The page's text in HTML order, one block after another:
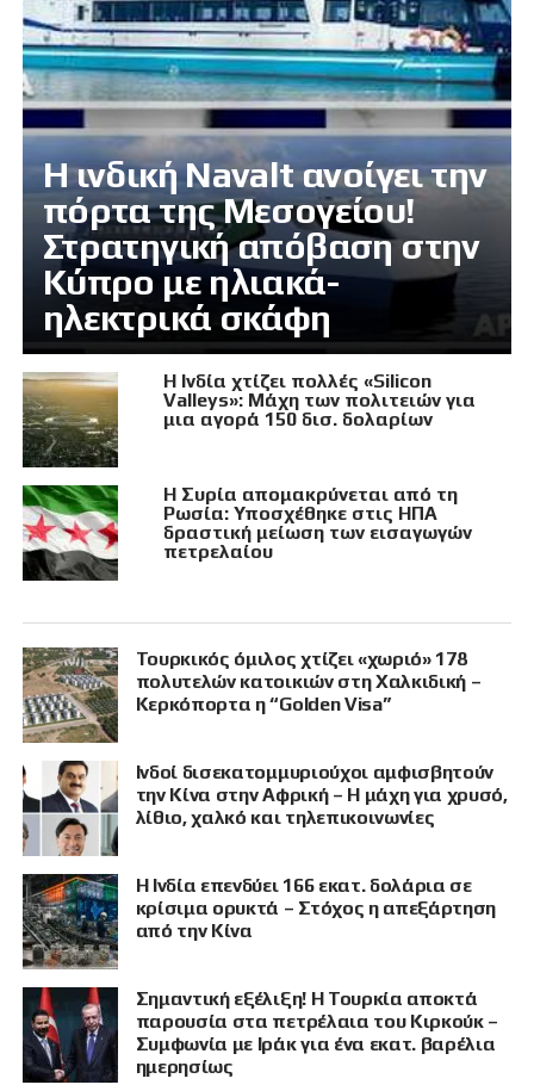
Η ινδική Navalt ανοίγει την
πόρτα της Μεσογείου!
Στρατηγική απόβαση στην
Κύπρο με ηλιακά-
ηλεκτρικά σκάφη
Η Ινδία χτίζει πολλές «Silicon
Valleys»: Μάχη των πολιτειών για
μια αγορά 150 δισ. δολαρίων
Η Συρία απομακρύνεται από τη
Ρωσία: Υποσχέθηκε στις ΗΠΑ
δραστική μείωση των εισαγωγών
πετρελαίου
Τουρκικός όμιλος χτίζει «χωριό» 178
πολυτελών κατοικιών στη Χαλκιδική –
Κερκόπορτα η “Golden Visa”
Ινδοί δισεκατομμυριούχοι αμφισβητούν
την Κίνα στην Αφρική – Η μάχη για χρυσό,
λίθιο, χαλκό και τηλεπικοινωνίες
Η Ινδία επενδύει 166 εκατ. δολάρια σε
κρίσιμα ορυκτά – Στόχος η απεξάρτηση
από την Κίνα
Σημαντική εξέλιξη! Η Τουρκία αποκτά
παρουσία στα πετρέλαια του Κιρκούκ –
Συμφωνία με Ιράκ για ένα εκατ. βαρέλια
ημερησίως